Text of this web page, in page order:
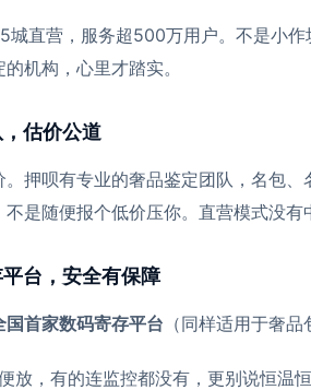
城直营，服务超500万用户。不是小
机构，心里才踏实。
估价公道
押呗有专业的奢品鉴定团队，名包、
是随便报个低价压你。直营模式没有
台，安全有保障
国首家数码寄存平台 （同样适用于奢
放，有的连监控都没有，更别说恒温恒